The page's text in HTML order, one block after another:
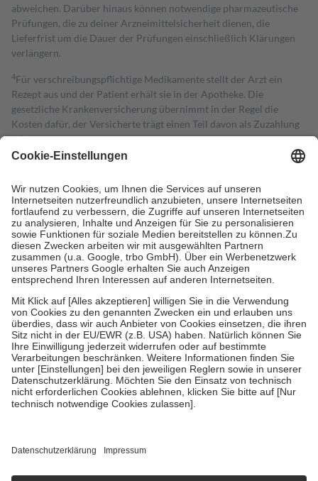
abweichen. Darüber hinaus können notwendige pharmazeutische
Prüfungen, die zu deiner Arzneimittelsicherheit dienen, die
Lieferfrist um die Dauer der Prüfungen einschließlich Klärungen
verlängern.
4Für verschreibungspflichtige Medikamente stellt der Arzt ein
Rezept aus und der Patient erhält sie in der Apotheke. Die
gesetzliche Krankenversicherung übernimmt in der Regel die
Kosten dafür, der Versicherte trägt einen Teil davon als Zuzahlung
mit.
Grundsätzlich leisten Mitglieder Zuzahlungen in Höhe von zehn
höchstens zehn Euro.
Es sind jedoch nie mehr als die tatsächlichen
Kosten der Leistung zu entrichten.
Diese Regeln gelten grundsätzlich auch für Online-Apotheken.
Bei Heilmitteln und häuslicher Krankenpflege beträgt die
Zuzahlung zehn Prozent der Kosten sowie zehn Euro je
Verordnung.
Um das Engagement der Versicherten für ihre eigene Gesundheit zu
stärken und die besondere Stellung der Familie zu unterstützen,
fallenkeine Zuzahlungenan bei:
• Kindern und Jugendlichen bis zum vollendeten 18. Lebensjahr
mit Ausnahme der Fahrkosten
• Untersuchungen zur Vorsorge und Früherkennung, die von der
GKV getragen werden
• empfohlenen Schutzimpfungen
• Harn- und Blutteststreifen
getroffen, um sicherzustellen, dass es sich um echte Bewertungen
https://help.etrusted.com/hc/de/articles/4419944605341